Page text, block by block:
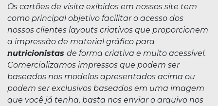
Os cartões de visita exibidos em nossos site tem
como principal objetivo facilitar o acesso dos
nossos clientes layouts criativos que proporcionem
a impressão de material gráfico para
nutricionistas de forma criativa e muito acessível.
Comercializamos impressos que podem ser
baseados nos modelos apresentados acima ou
podem ser exclusivos baseados em uma imagem
que você já tenha, basta nos enviar o arquivo nos